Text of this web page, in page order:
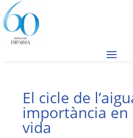
El cicle de
importància en
vida